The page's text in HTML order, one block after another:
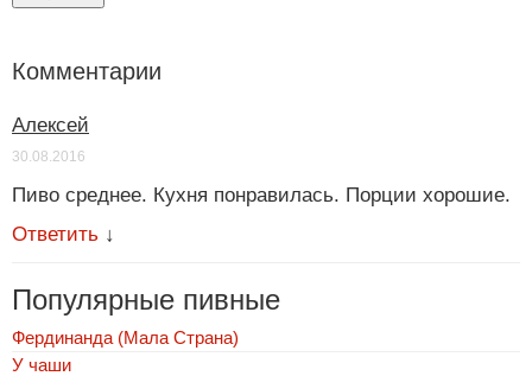
Комментарии
Алексей
30.08.2016
Пиво среднее. Кухня понравилась. Порции хорошие.
Ответить ↓
Популярные пивные
Фердинанда (Мала Страна)
У чаши